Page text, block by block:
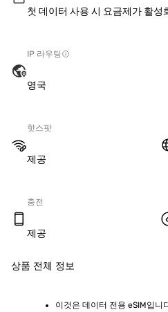
첫 데이터 사용 시 요금제가 활성
IP 라우팅
영국
핫스팟
제공
충전
제공
상품 전체 정보
이것은 데이터 전용 eSIM입니